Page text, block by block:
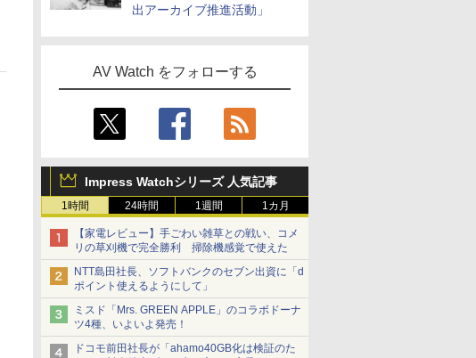
出アーカイブ推進活動」
AV Watch をフォローする
Impress Watchシリーズ 人気記事
1時間 24時間 1週間 1カ月
【家電レビュー】手ごわい雑草との戦い、コメ
リの草刈機で完全勝利 掃除機感覚で使えた
NTT島田社長、ソフトバンクのセブン出資に「d
ポイント使えるようにして」
ミスド「Mrs. GREEN APPLE」のコラボドーナ
ツ4種、いよいよ発売！
ドコモ前田社長が「ahamo40GB化は検証のた